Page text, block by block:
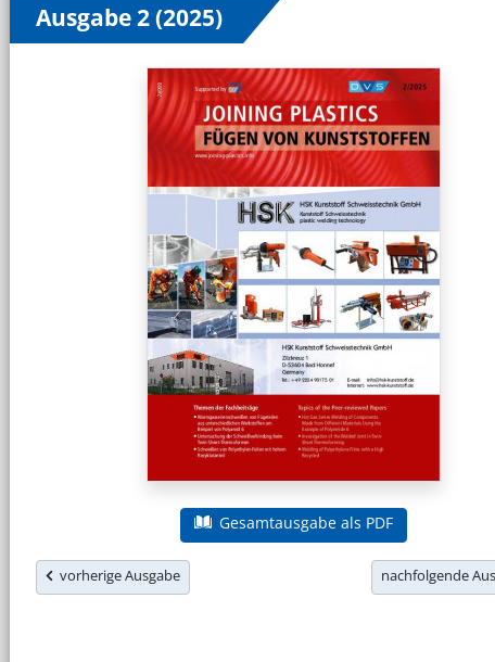
Ausgabe 2 (2025)
Gesamtausgabe als PDF
vorherige Ausgabe nachfolgende